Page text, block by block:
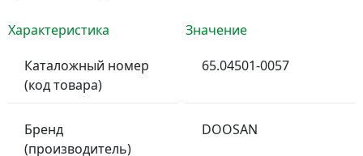
Характеристика
Значение
Каталожный номер
(код товара)
65.04501-0057
Бренд
(производитель)
DOOSAN